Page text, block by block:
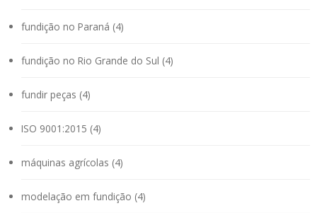
fundição no Paraná (4)
fundição no Rio Grande do Sul (4)
fundir peças (4)
ISO 9001:2015 (4)
máquinas agrícolas (4)
modelação em fundição (4)